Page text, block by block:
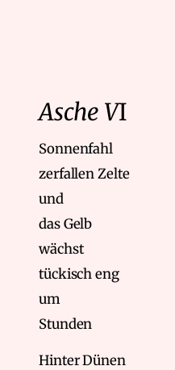
Asche VI
Sonnenfahl
zerfallen Zelte
und
das Gelb
wächst
tückisch eng
um
Stunden
Hinter Dünen